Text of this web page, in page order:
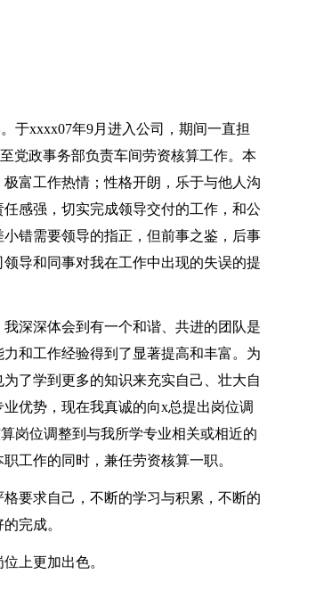
于xxxx07年9月进入公司，期间一直担
党政事务部负责车间劳资核算工作。本
富工作热情；性格开朗，乐于与他人沟
感强，切实完成领导交付的工作，和公
错需要领导的指正，但前事之鉴，后事
导和同事对我在工作中出现的失误的提
深深体会到有一个和谐、共进的团队是
和工作经验得到了显著提高和丰富。为
了学到更多的知识来充实自己、壮大自
优势，现在我真诚的向x总提出岗位调
岗位调整到与我所学专业相关或相近的
工作的同时，兼任劳资核算一职。
要求自己，不断的学习与积累，不断的
完成。
上更加出色。